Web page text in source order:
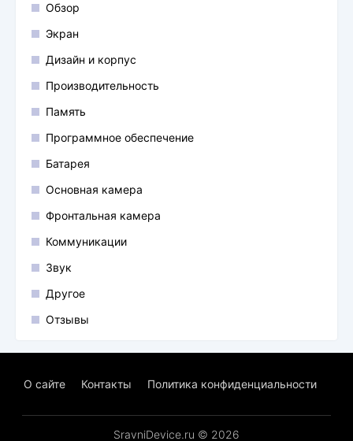
Обзор
Экран
Дизайн и корпус
Производительность
Память
Программное обеспечение
Батарея
Основная камера
Фронтальная камера
Коммуникации
Звук
Другое
Отзывы
О сайте Контакты Политика конфиденциальности
SravniDevice.ru © 2026